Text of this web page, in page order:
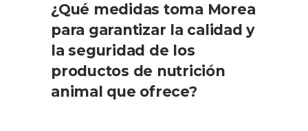
¿Qué medidas toma Morea
para garantizar la calidad y
la seguridad de los
productos de nutrición
animal que ofrece?